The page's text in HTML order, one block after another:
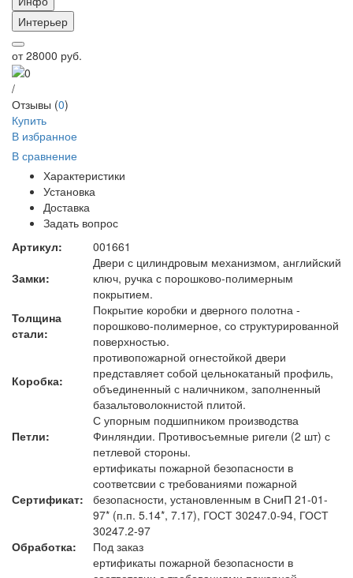
Интерьер
от 28000 руб.
/
Отзывы (0)
Купить
В избранное
В сравнение
Характеристики
Установка
Доставка
Задать вопрос
Артикул:
001661
Замки:
Двери с цилиндровым механизмом, английский
ключ, ручка с порошково-полимерным
покрытием.
Толщина
стали:
Покрытие коробки и дверного полотна -
порошково-полимерное, со структурированной
поверхностью.
Коробка:
противопожарной огнестойкой двери
представляет собой цельнокатаный профиль,
объединенный с наличником, заполненный
базальтоволокнистой плитой.
Петли:
С упорным подшипником производства
Финляндии. Противосъемные ригели (2 шт) с
петлевой стороны.
Сертификат:
ертификаты пожарной безопасности в
соответсвии с требованиями пожарной
безопасности, установленным в СниП 21-01-
97* (п.п. 5.14*, 7.17), ГОСТ 30247.0-94, ГОСТ
30247.2-97
Обработка:
Под заказ
ертификаты пожарной безопасности в